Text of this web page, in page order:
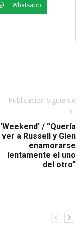
Whatsapp
Publicación siguiente
‘Weekend’ / “Quería
ver a Russell y Glen
enamorarse
lentamente el uno
del otro”